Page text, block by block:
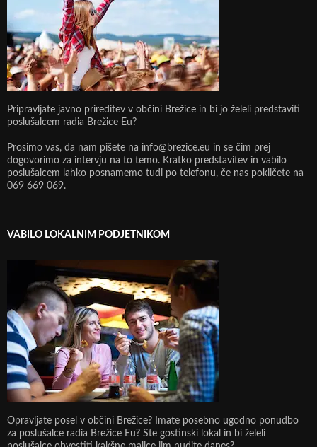
Pripravljate javno prireditev v občini Brežice in bi jo želeli predstaviti
poslušalcem radia Brežice Eu?
Prosimo vas, da nam pišete na info@brezice.eu in se čim prej
dogovorimo za intervju na to temo. Kratko predstavitev in vabilo
poslušalcem lahko posnamemo tudi po telefonu, če nas pokličete na
069 669 069.
VABILO LOKALNIM PODJETNIKOM
Opravljate posel v občini Brežice? Imate posebno ugodno ponudbo
za poslušalce radia Brežice Eu? Ste gostinski lokal in bi želeli